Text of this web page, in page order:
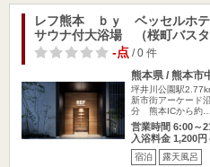
レフ熊本 ｂｙ ベッセルホテ
サウナ付大浴場 （桜町バスタ
-点/ 0 件
熊本県 / 熊本市
坪井川公園駅
新市街アーケード
分 熊本ICから約…
営業時間 6:00～
入浴料金 1,200円
宿泊 露天風呂